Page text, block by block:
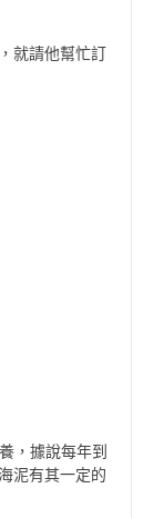
就請他幫忙訂
，據說每年到
泥有其一定的